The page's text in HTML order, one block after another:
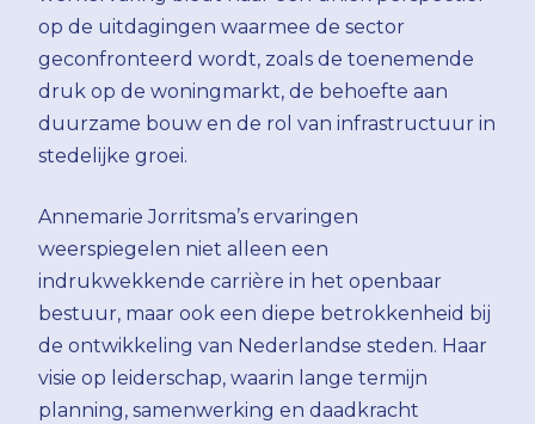
op de uitdagingen waarmee de sector
geconfronteerd wordt, zoals de toenemende
druk op de woningmarkt, de behoefte aan
duurzame bouw en de rol van infrastructuur in
stedelijke groei.
Annemarie Jorritsma’s ervaringen
weerspiegelen niet alleen een
indrukwekkende carrière in het openbaar
bestuur, maar ook een diepe betrokkenheid bij
de ontwikkeling van Nederlandse steden. Haar
visie op leiderschap, waarin lange termijn
planning, samenwerking en daadkracht